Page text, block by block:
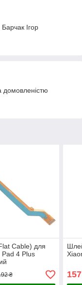
Ігор
домовленістю
Cable) для
4 Plus
₴ 157